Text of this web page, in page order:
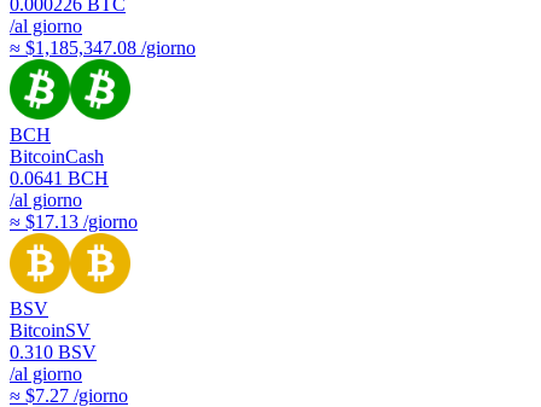
/al giorno
≈ $1,185,347.08 /giorno
BCH
BitcoinCash
0.0641 BCH
/al giorno
≈ $17.13 /giorno
BSV
BitcoinSV
0.310 BSV
/al giorno
≈ $7.27 /giorno